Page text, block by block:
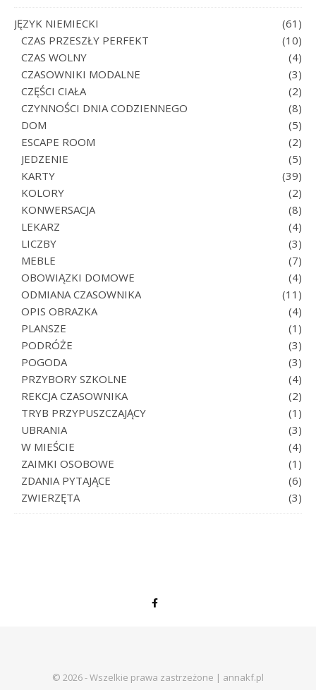
JĘZYK NIEMIECKI
(61)
CZAS PRZESZŁY PERFEKT
(10)
CZAS WOLNY
(4)
CZASOWNIKI MODALNE
(3)
CZĘŚCI CIAŁA
(2)
CZYNNOŚCI DNIA CODZIENNEGO
(8)
DOM
(5)
ESCAPE ROOM
(2)
JEDZENIE
(5)
KARTY
(39)
KOLORY
(2)
KONWERSACJA
(8)
LEKARZ
(4)
LICZBY
(3)
MEBLE
(7)
OBOWIĄZKI DOMOWE
(4)
ODMIANA CZASOWNIKA
(11)
OPIS OBRAZKA
(4)
PLANSZE
(1)
PODRÓŻE
(3)
POGODA
(3)
PRZYBORY SZKOLNE
(4)
REKCJA CZASOWNIKA
(2)
TRYB PRZYPUSZCZAJĄCY
(1)
UBRANIA
(3)
W MIEŚCIE
(4)
ZAIMKI OSOBOWE
(1)
ZDANIA PYTAJĄCE
(6)
ZWIERZĘTA
(3)
© 2026 - Wszelkie prawa zastrzeżone | annakf.pl